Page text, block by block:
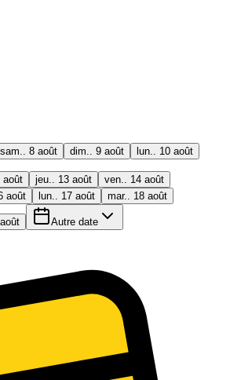
sam.. 8 août dim.. 9 août lun.. 10 août
août jeu.. 13 août
ven.. 14 août
août lun.. 17 août mar.. 18 août
Autre date